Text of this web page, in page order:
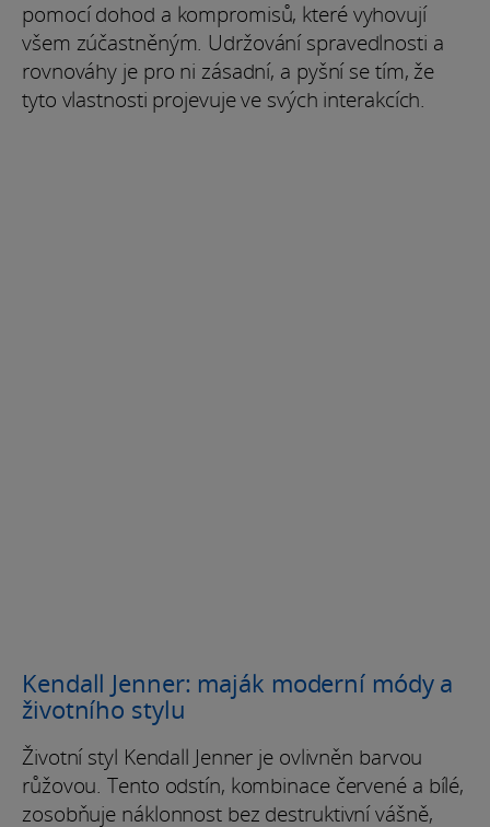
pomocí dohod a kompromisů, které vyhovují
všem zúčastněným. Udržování spravedlnosti a
rovnováhy je pro ni zásadní, a pyšní se tím, že
tyto vlastnosti projevuje ve svých interakcích.
Kendall Jenner: maják moderní módy a
životního stylu
Životní styl Kendall Jenner je ovlivněn barvou
růžovou. Tento odstín, kombinace červené a bílé,
zosobňuje náklonnost bez destruktivní vášně,